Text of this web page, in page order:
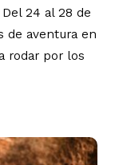
24 al 28 de
de aventura en
rodar por los